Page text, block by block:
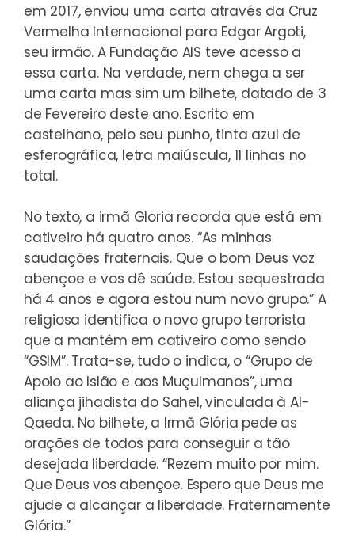
em 2017, enviou uma carta através da Cruz
Vermelha Internacional para Edgar Argoti,
seu irmão. A Fundação AIS teve acesso a
essa carta. Na verdade, nem chega a ser
uma carta mas sim um bilhete, datado de 3
de Fevereiro deste ano. Escrito em
castelhano, pelo seu punho, tinta azul de
esferográfica, letra maiúscula, 11 linhas no
total.
No texto, a irmã Gloria recorda que está em
cativeiro há quatro anos. “As minhas
saudações fraternais. Que o bom Deus voz
abençoe e vos dê saúde. Estou sequestrada
há 4 anos e agora estou num novo grupo.” A
religiosa identifica o novo grupo terrorista
que a mantém em cativeiro como sendo
“GSIM”. Trata-se, tudo o indica, o “Grupo de
Apoio ao Islão e aos Muçulmanos”, uma
aliança jihadista do Sahel, vinculada à Al-
Qaeda. No bilhete, a Irmã Glória pede as
orações de todos para conseguir a tão
desejada liberdade. “Rezem muito por mim.
Que Deus vos abençoe. Espero que Deus me
ajude a alcançar a liberdade. Fraternamente
Glória.”